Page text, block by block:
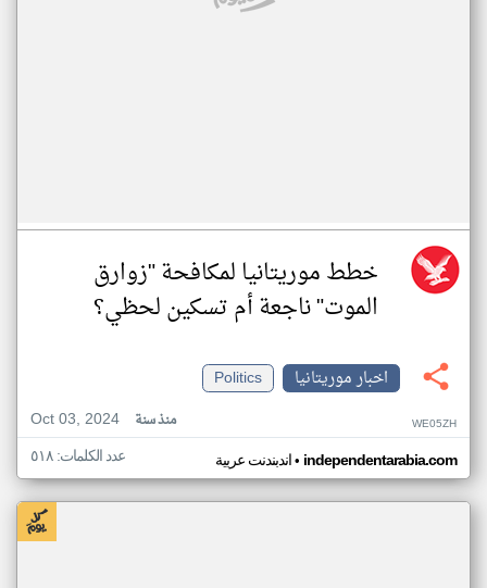
خطط موريتانيا لمكافحة "زوارق
الموت" ناجعة أم تسكين لحظي؟
اخبار موريتانيا
Politics
Oct 03, 2024
منذ سنة WE05ZH
اندبندنت عربية• independentarabia.com عدد الكلمات: ٥١٨